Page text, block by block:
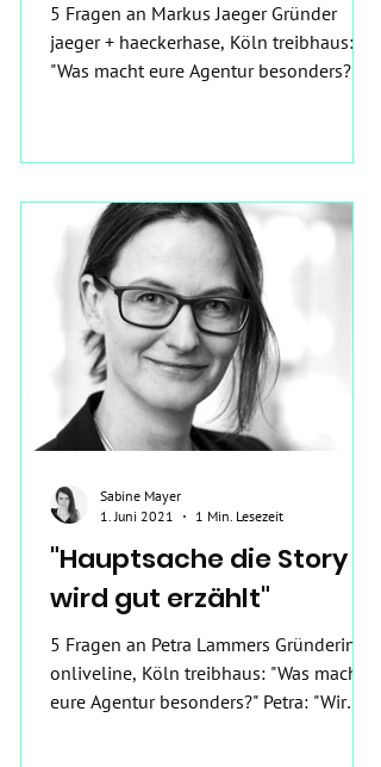
5 Fragen an Markus Jaeger Gründer
jaeger + haeckerhase, Köln treibhaus:
"Was macht eure Agentur besonders?"
"Hauptsache die Story
wird gut erzählt"
5 Fragen an Petra Lammers Gründerin
onliveline, Köln treibhaus: "Was macht
eure Agentur besonders?" Petra: "Wir
Sabine Mayer
1. Juni 2021
1 Min. Lesezeit